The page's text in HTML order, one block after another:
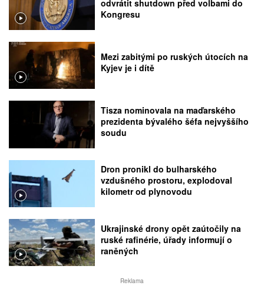
odvrátit shutdown před volbami do
Kongresu
Mezi zabitými po ruských útocích na
Kyjev je i dítě
Tisza nominovala na maďarského
prezidenta bývalého šéfa nejvyššího
soudu
Dron pronikl do bulharského
vzdušného prostoru, explodoval
kilometr od plynovodu
Ukrajinské drony opět zaútočily na
ruské rafinérie, úřady informují o
raněných
Reklama